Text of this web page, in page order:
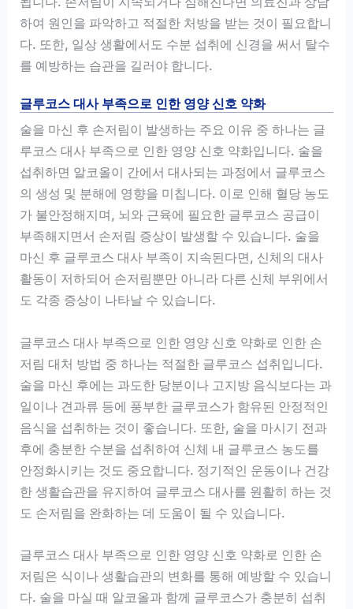
하여 원인을 파악하고 적절한 처방을 받는 것이 필요합니
다. 또한, 일상 생활에서도 수분 섭취에 신경을 써서 탈수
를 예방하는 습관을 길러야 합니다.
글루코스 대사 부족으로 인한 영양 신호 약화
술을 마신 후 손저림이 발생하는 주요 이유 중 하나는 글
루코스 대사 부족으로 인한 영양 신호 약화입니다. 술을
섭취하면 알코올이 간에서 대사되는 과정에서 글루코스
의 생성 및 분해에 영향을 미칩니다. 이로 인해 혈당 농도
가 불안정해지며, 뇌와 근육에 필요한 글루코스 공급이
부족해지면서 손저림 증상이 발생할 수 있습니다. 술을
마신 후 글루코스 대사 부족이 지속된다면, 신체의 대사
활동이 저하되어 손저림뿐만 아니라 다른 신체 부위에서
도 각종 증상이 나타날 수 있습니다.
글루코스 대사 부족으로 인한 영양 신호 약화로 인한 손
저림 대처 방법 중 하나는 적절한 글루코스 섭취입니다.
술을 마신 후에는 과도한 당분이나 고지방 음식보다는 과
일이나 견과류 등에 풍부한 글루코스가 함유된 안정적인
음식을 섭취하는 것이 좋습니다. 또한, 술을 마시기 전과
후에 충분한 수분을 섭취하여 신체 내 글루코스 농도를
안정화시키는 것도 중요합니다. 정기적인 운동이나 건강
한 생활습관을 유지하여 글루코스 대사를 원활히 하는 것
도 손저림을 완화하는 데 도움이 될 수 있습니다.
글루코스 대사 부족으로 인한 영양 신호 약화로 인한 손
저림은 식이나 생활습관의 변화를 통해 예방할 수 있습니
다. 술을 마실 때 알코올과 함께 글루코스가 충분히 섭취